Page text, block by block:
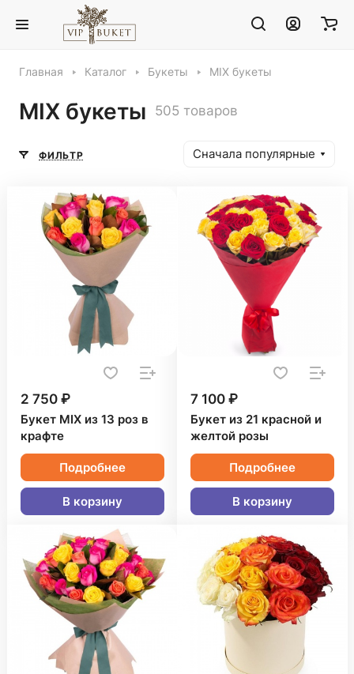
Главная Каталог Букеты MIX букеты
MIX букеты 505 товаров
ФИЛЬТР Сначала популярные
2 750 ₽
Букет MIX из 13 роз в
крафте
Подробнее
В корзину
7 100 ₽
Букет из 21 красной и
желтой розы
Подробнее
В корзину